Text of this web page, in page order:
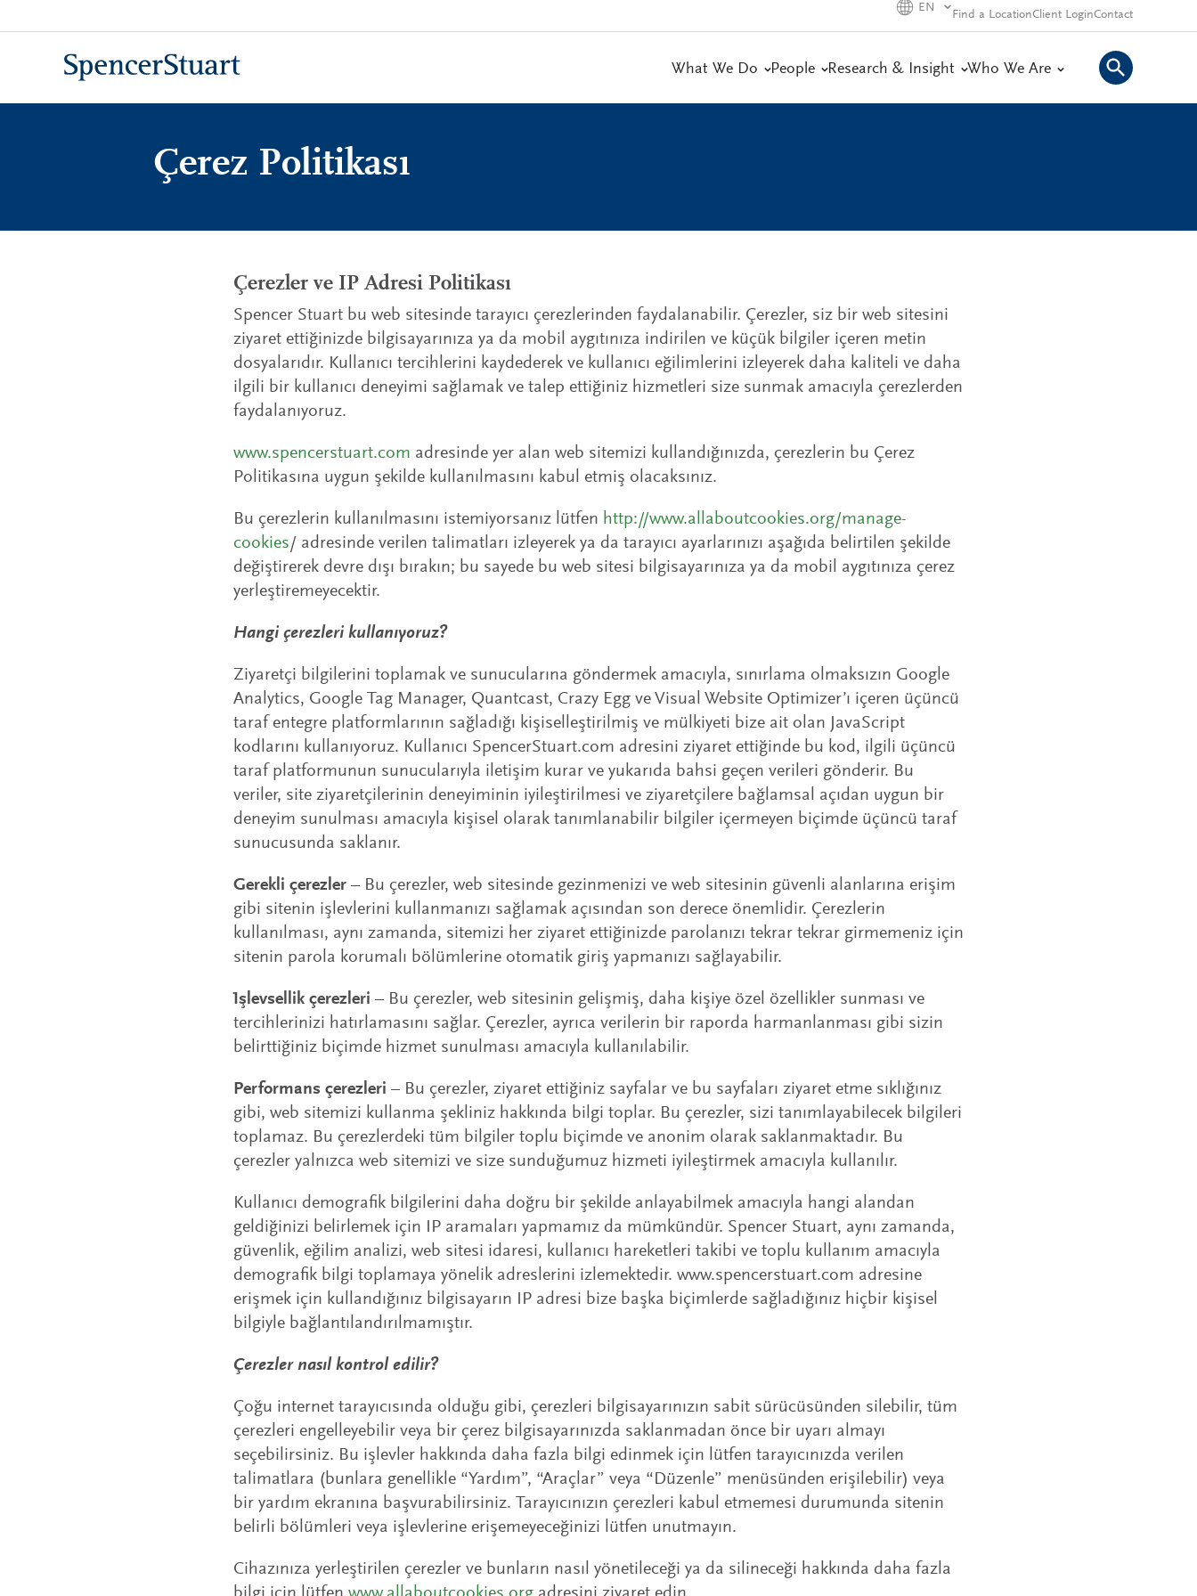
to
EN
Find a LocationClient LoginContact
What We Do People Research & Insight Who We Are
Çerez Politikası
Çerezler ve IP Adresi Politikası
Spencer Stuart bu web sitesinde tarayıcı çerezlerinden faydalanabilir. Çerezler, siz bir web sitesini
ziyaret ettiğinizde bilgisayarınıza ya da mobil aygıtınıza indirilen ve küçük bilgiler içeren metin
dosyalarıdır. Kullanıcı tercihlerini kaydederek ve kullanıcı eğilimlerini izleyerek daha kaliteli ve daha
ilgili bir kullanıcı deneyimi sağlamak ve talep ettiğiniz hizmetleri size sunmak amacıyla çerezlerden
faydalanıyoruz.
www.spencerstuart.com adresinde yer alan web sitemizi kullandığınızda, çerezlerin bu Çerez
Politikasına uygun şekilde kullanılmasını kabul etmiş olacaksınız.
Bu çerezlerin kullanılmasını istemiyorsanız lütfen http://www.allaboutcookies.org/manage-
cookies/ adresinde verilen talimatları izleyerek ya da tarayıcı ayarlarınızı aşağıda belirtilen şekilde
değiştirerek devre dışı bırakın; bu sayede bu web sitesi bilgisayarınıza ya da mobil aygıtınıza çerez
yerleştiremeyecektir.
Hangi çerezleri kullanıyoruz?
Ziyaretçi bilgilerini toplamak ve sunucularına göndermek amacıyla, sınırlama olmaksızın Google
Analytics, Google Tag Manager, Quantcast, Crazy Egg ve Visual Website Optimizer’ı içeren üçüncü
taraf entegre platformlarının sağladığı kişiselleştirilmiş ve mülkiyeti bize ait olan JavaScript
kodlarını kullanıyoruz. Kullanıcı SpencerStuart.com adresini ziyaret ettiğinde bu kod, ilgili üçüncü
taraf platformunun sunucularıyla iletişim kurar ve yukarıda bahsi geçen verileri gönderir. Bu
veriler, site ziyaretçilerinin deneyiminin iyileştirilmesi ve ziyaretçilere bağlamsal açıdan uygun bir
deneyim sunulması amacıyla kişisel olarak tanımlanabilir bilgiler içermeyen biçimde üçüncü taraf
sunucusunda saklanır.
Gerekli çerezler – Bu çerezler, web sitesinde gezinmenizi ve web sitesinin güvenli alanlarına erişim
gibi sitenin işlevlerini kullanmanızı sağlamak açısından son derece önemlidir. Çerezlerin
kullanılması, aynı zamanda, sitemizi her ziyaret ettiğinizde parolanızı tekrar tekrar girmemeniz için
sitenin parola korumalı bölümlerine otomatik giriş yapmanızı sağlayabilir.
İşlevsellik çerezleri – Bu çerezler, web sitesinin gelişmiş, daha kişiye özel özellikler sunması ve
tercihlerinizi hatırlamasını sağlar. Çerezler, ayrıca verilerin bir raporda harmanlanması gibi sizin
belirttiğiniz biçimde hizmet sunulması amacıyla kullanılabilir.
Performans çerezleri – Bu çerezler, ziyaret ettiğiniz sayfalar ve bu sayfaları ziyaret etme sıklığınız
gibi, web sitemizi kullanma şekliniz hakkında bilgi toplar. Bu çerezler, sizi tanımlayabilecek bilgileri
toplamaz. Bu çerezlerdeki tüm bilgiler toplu biçimde ve anonim olarak saklanmaktadır. Bu
çerezler yalnızca web sitemizi ve size sunduğumuz hizmeti iyileştirmek amacıyla kullanılır.
Kullanıcı demografik bilgilerini daha doğru bir şekilde anlayabilmek amacıyla hangi alandan
geldiğinizi belirlemek için IP aramaları yapmamız da mümkündür. Spencer Stuart, aynı zamanda,
güvenlik, eğilim analizi, web sitesi idaresi, kullanıcı hareketleri takibi ve toplu kullanım amacıyla
demografik bilgi toplamaya yönelik adreslerini izlemektedir. www.spencerstuart.com adresine
erişmek için kullandığınız bilgisayarın IP adresi bize başka biçimlerde sağladığınız hiçbir kişisel
bilgiyle bağlantılandırılmamıştır.
Çerezler nasıl kontrol edilir?
Çoğu internet tarayıcısında olduğu gibi, çerezleri bilgisayarınızın sabit sürücüsünden silebilir, tüm
çerezleri engelleyebilir veya bir çerez bilgisayarınızda saklanmadan önce bir uyarı almayı
seçebilirsiniz. Bu işlevler hakkında daha fazla bilgi edinmek için lütfen tarayıcınızda verilen
talimatlara (bunlara genellikle “Yardım”, “Araçlar” veya “Düzenle” menüsünden erişilebilir) veya
bir yardım ekranına başvurabilirsiniz. Tarayıcınızın çerezleri kabul etmemesi durumunda sitenin
belirli bölümleri veya işlevlerine erişemeyeceğinizi lütfen unutmayın.
Cihazınıza yerleştirilen çerezler ve bunların nasıl yönetileceği ya da silineceği hakkında daha fazla